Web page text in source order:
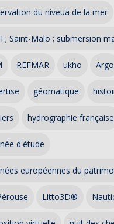
du niveua de la mer
; Saint-Malo ; submersion
REFMAR ukho Argo
géomatique
hydrographie française
d'étude
européennes du
Litto3D®